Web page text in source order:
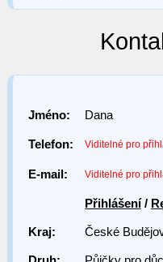
Jméno: Dana
Telefon: Viditelné pro
E-mail: Viditelné pro
Přihlášení/
Kraj: České